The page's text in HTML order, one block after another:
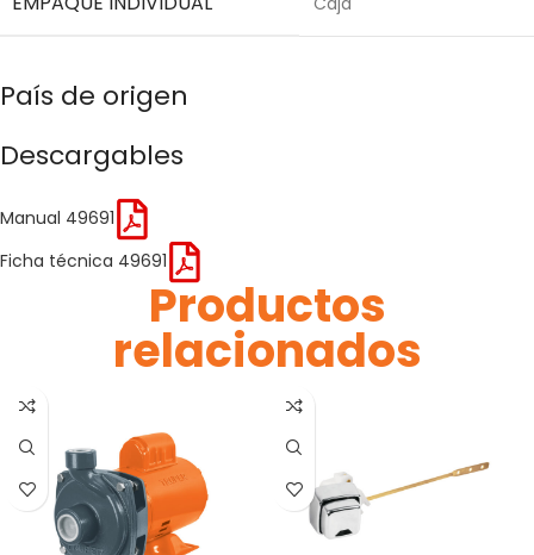
País de origen
Descargables
Manual 49691
Ficha técnica 49691
Productos
relacionados